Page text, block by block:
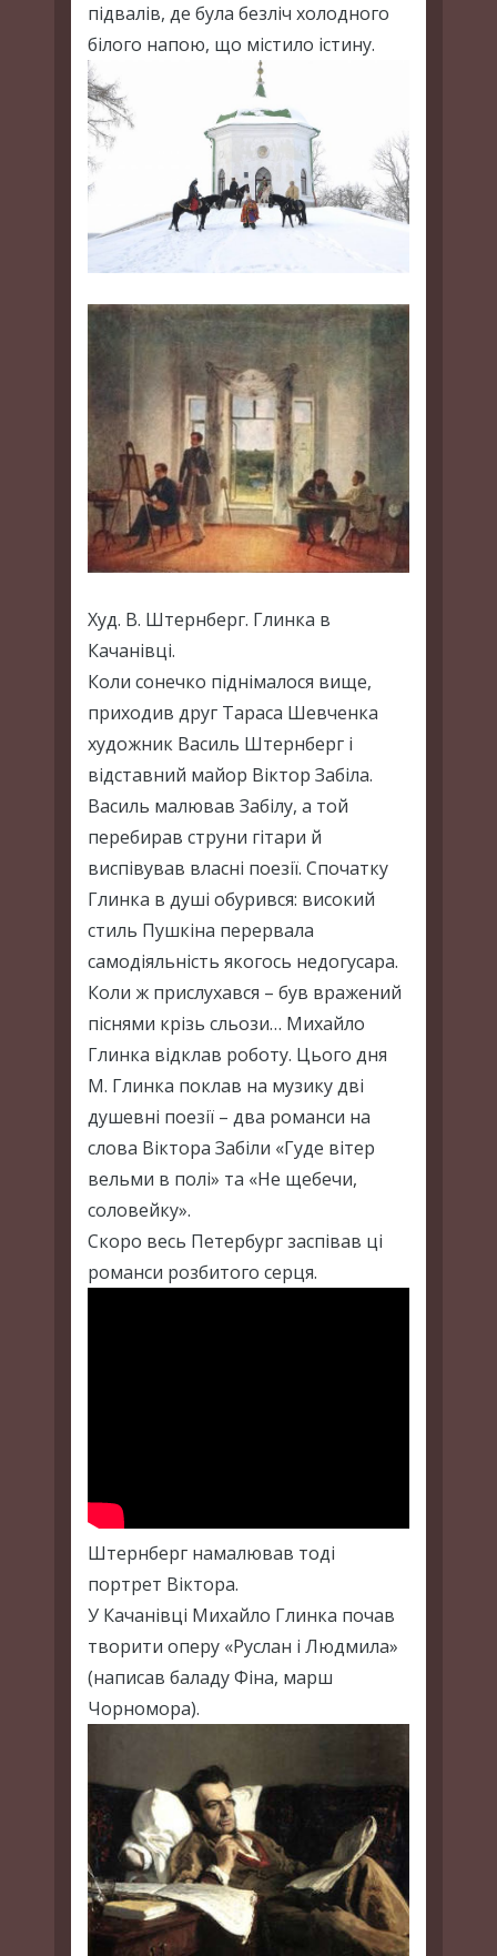
підвалів, де була безліч холодного
білого напою, що містило істину.
Худ. В. Штернберг. Глинка в
Качанівці.
Коли сонечко піднімалося вище,
приходив друг Тараса Шевченка
художник Василь Штернберг і
відставний майор Віктор Забіла.
Василь малював Забілу, а той
перебирав струни гітари й
виспівував власні поезії. Спочатку
Глинка в душі обурився: високий
стиль Пушкіна перервала
самодіяльність якогось недогусара.
Коли ж прислухався – був вражений
піснями крізь сльози… Михайло
Глинка відклав роботу. Цього дня
М. Глинка поклав на музику дві
душевні поезії – два романси на
слова Віктора Забіли «Гуде вітер
вельми в полі» та «Не щебечи,
соловейку».
Скоро весь Петербург заспівав ці
романси розбитого серця.
Штернберг намалював тоді
портрет Віктора.
У Качанівці Михайло Глинка почав
творити оперу «Руслан і Людмила»
(написав баладу Фіна, марш
Чорномора).